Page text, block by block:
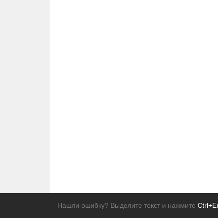
Нашли ошибку? Выделите текст и нажмите